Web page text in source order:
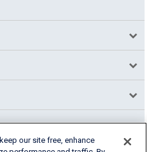
our site free, enhance